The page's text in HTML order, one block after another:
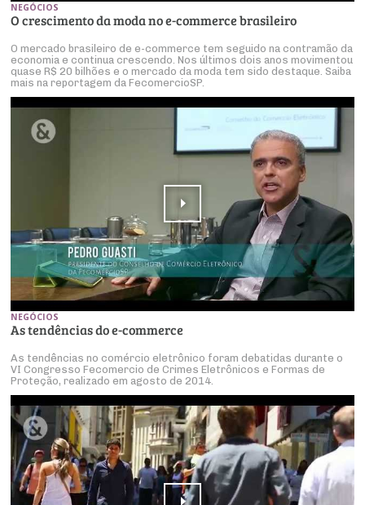
NEGÓCIOS
O crescimento da moda no e-commerce brasileiro
O mercado brasileiro de e-commerce tem seguido na contramão da
economia e continua crescendo. Nos últimos dois anos movimentou
quase R$ 20 bilhões e o mercado da moda tem sido destaque. Saiba
mais na reportagem da FecomercioSP.
NEGÓCIOS
As tendências do e-commerce
As tendências no comércio eletrônico foram debatidas durante o
VI Congresso Fecomercio de Crimes Eletrônicos e Formas de
Proteção, realizado em agosto de 2014.